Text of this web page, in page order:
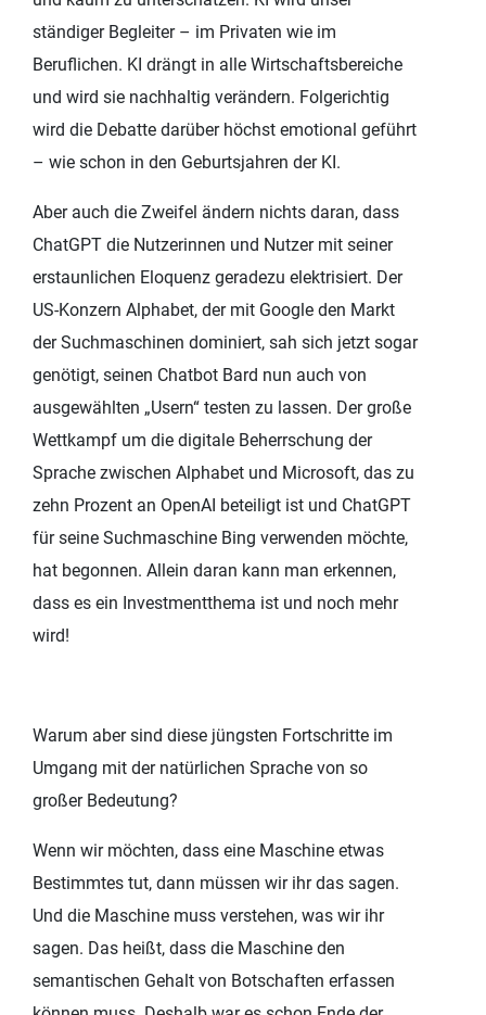
ständiger Begleiter – im Privaten wie im
Beruflichen. KI drängt in alle Wirtschaftsbereiche
und wird sie nachhaltig verändern. Folgerichtig
wird die Debatte darüber höchst emotional geführt
– wie schon in den Geburtsjahren der KI.
Aber auch die Zweifel ändern nichts daran, dass
ChatGPT die Nutzerinnen und Nutzer mit seiner
erstaunlichen Eloquenz geradezu elektrisiert. Der
US-Konzern Alphabet, der mit Google den Markt
der Suchmaschinen dominiert, sah sich jetzt sogar
genötigt, seinen Chatbot Bard nun auch von
ausgewählten „Usern“ testen zu lassen. Der große
Wettkampf um die digitale Beherrschung der
Sprache zwischen Alphabet und Microsoft, das zu
zehn Prozent an OpenAI beteiligt ist und ChatGPT
für seine Suchmaschine Bing verwenden möchte,
hat begonnen. Allein daran kann man erkennen,
dass es ein Investmentthema ist und noch mehr
wird!
Warum aber sind diese jüngsten Fortschritte im
Umgang mit der natürlichen Sprache von so
großer Bedeutung?
Wenn wir möchten, dass eine Maschine etwas
Bestimmtes tut, dann müssen wir ihr das sagen.
Und die Maschine muss verstehen, was wir ihr
sagen. Das heißt, dass die Maschine den
semantischen Gehalt von Botschaften erfassen